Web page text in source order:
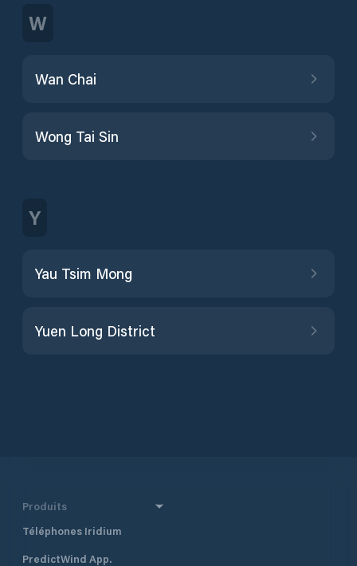
W
Wan Chai
Wong Tai Sin
Y
Yau Tsim Mong
Yuen Long District
Produits
Téléphones Iridium
PredictWind App.